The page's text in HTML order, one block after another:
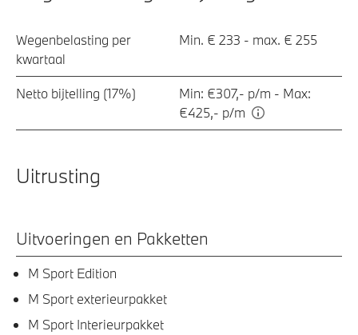
Wegenbelasting per
kwartaal
Min. € 233 - max. € 255
Netto bijtelling (17%)
Min: €307,- p/m - Max:
€425,- p/m
Uitrusting
Uitvoeringen en Pakketten
M Sport Edition
M Sport exterieurpakket
M Sport Interieurpakket